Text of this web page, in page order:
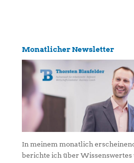
Monatlicher Newsletter
In meinem monatlich
berichte ich über Wissenswertes